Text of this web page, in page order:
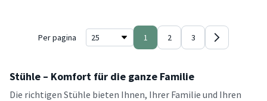
Per pagina 1 2 3
Stühle – Komfort für die ganze Familie
Die richtigen Stühle bieten Ihnen, Ihrer Familie und Ihren